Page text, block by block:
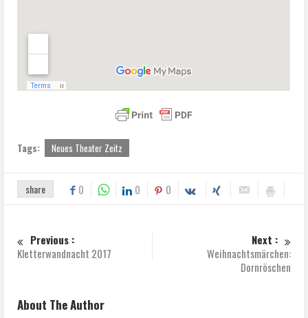
Tags: Neues Theater Zeitz
share 0 0 0
Previous :
Kletterwandnacht 2017
Next :
Weihnachtsmärchen:
Dornröschen
About The Author